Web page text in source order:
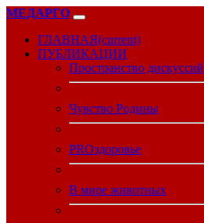
МЕДАРГО
ГЛАВНАЯ(current)
ПУБЛИКАЦИИ
Пространство дискуссий
Чувство Родины
PROздоровье
В мире животных